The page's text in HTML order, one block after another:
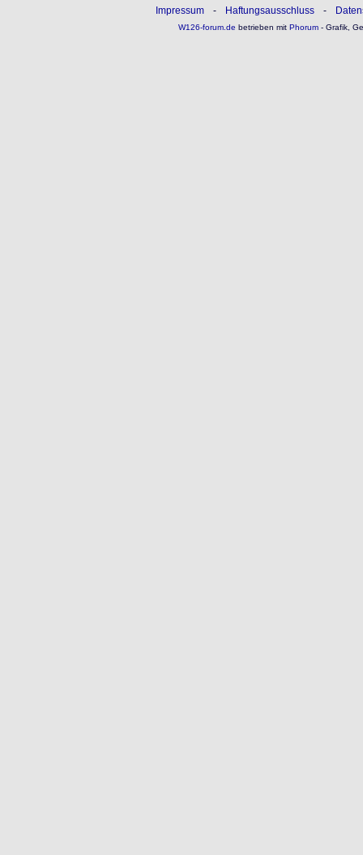
Impressum - Haftungsausschluss -
W126-forum.de betrieben mitPhorum- Grafik,